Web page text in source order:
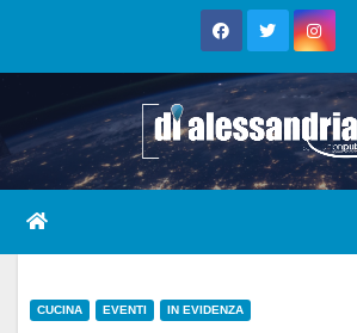
CUCINA EVENTI IN EVIDENZA